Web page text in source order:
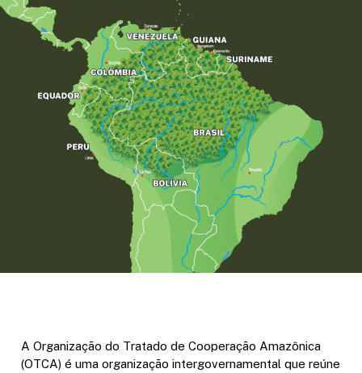
A Organização do Tratado de Cooperação Amazônica
(OTCA) é uma organização intergovernamental que reúne